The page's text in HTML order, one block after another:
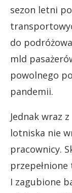
sezon letni
do
mld
powolnego
pandemii.
Jednak wraz
lotniska nie
pracownicy.
I zagubione